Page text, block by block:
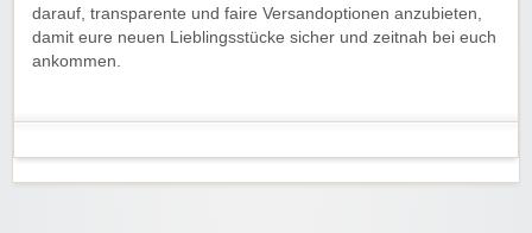
darauf, transparente und faire Versandoptionen anzubieten,
damit eure neuen Lieblingsstücke sicher und zeitnah bei euch
ankommen.